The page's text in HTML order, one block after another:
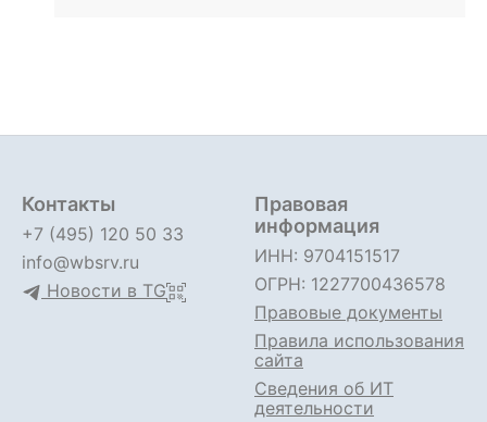
Контакты
+7 (495) 120 50 33
info@wbsrv.ru
Новости в TG
Правовая
информация
ИНН: 9704151517
ОГРН: 1227700436578
Правовые документы
Правила использования
сайта
Сведения об ИТ
деятельности